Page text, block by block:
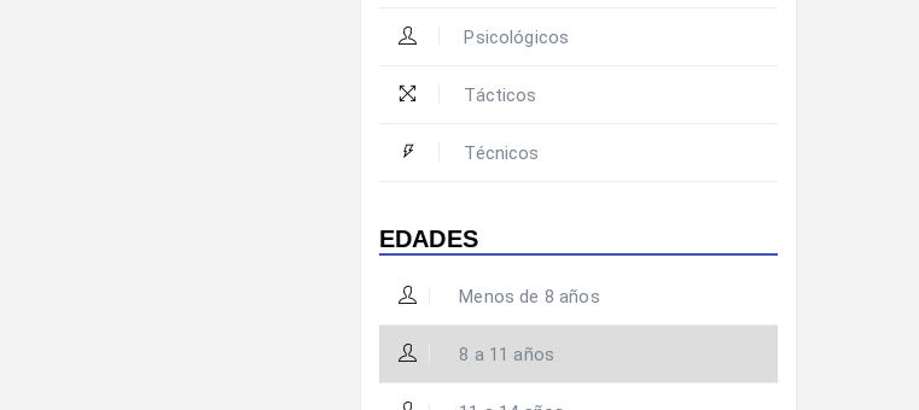
Psicológicos
Tácticos
Técnicos
EDADES
Menos de 8 años
8 a 11 años